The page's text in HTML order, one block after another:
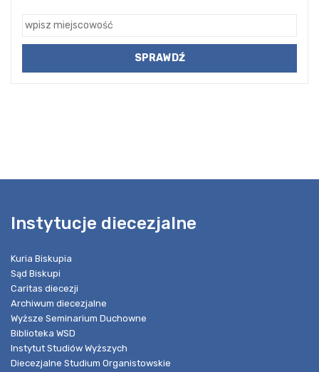
Instytucje diecezjalne
Kuria Biskupia
Sąd Biskupi
Caritas diecezji
Archiwum diecezjalne
Wyższe Seminarium Duchowne
Biblioteka WSD
Instytut Studiów Wyższych
Diecezjalne Studium Organistowskie